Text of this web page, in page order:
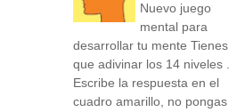
Nuevo juego
mental para
desarrollar tu mente Tienes
que adivinar los 14 niveles .
Escribe la respuesta en el
cuadro amarillo, no pongas